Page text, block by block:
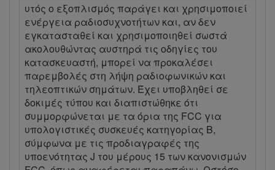
υτός ο εξοπλισμός παράγει και χρησιμοποιεί
ενέργεια ραδιοσυχνοτήτων και, αν δεν
εγκατασταθεί και χρησιμοποιηθεί σωστά
ακολουθώντας αυστηρά τις οδηγίες του
κατασκευαστή, μπορεί να προκαλέσει
παρεμβολές στη λήψη ραδιοφωνικών και
τηλεοπτικών σημάτων. Έχει υποβληθεί σε
δοκιμές τύπου και διαπιστώθηκε ότι
συμμορφώνεται με τα όρια της FCC για
υπολογιστικές συσκευές κατηγορίας B,
σύμφωνα με τις προδιαγραφές της
υποενότητας J του μέρους 15 των κανονισμών